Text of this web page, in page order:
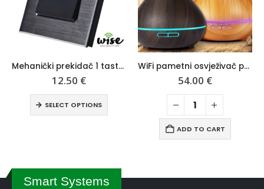
54.00 9.50
SELECT OPTIONS
Smart Systems